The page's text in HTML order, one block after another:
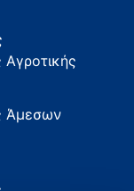
Αγροτικής
Άμεσων